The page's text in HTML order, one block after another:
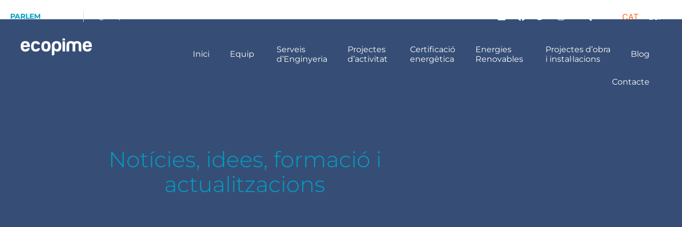
PARLEM CAT
Inici Equip
Serveis
d’Enginyeria
Projectes
d’activitat
Certificació
energètica
Energies
Renovables
Projectes d’obra
i instal·lacions
Blog
Contacte
Notícies, idees, formació i
actualitzacions